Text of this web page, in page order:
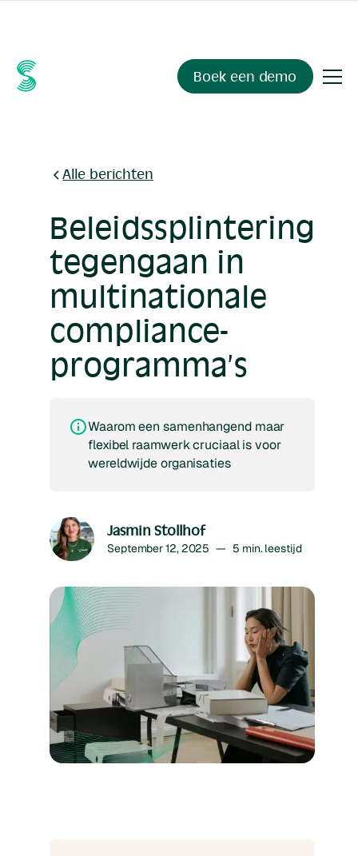
Boek een demo
Alle berichten
Beleidssplintering
tegengaan in
multinationale
compliance­-
programma’s
Waarom een samenhangend maar
flexibel raamwerk cruciaal is voor
wereldwijde organisaties
Jasmin Stollhof
September 12, 2025 — 5 min. leestijd